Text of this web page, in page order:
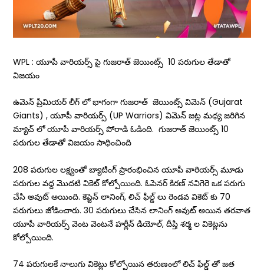
WPL : యూపీ వారియర్స్ పై గుజరాత్ జెయింట్స్ 10 పరుగుల తేడాతో
విజయం
ఉమెన్ ప్రీమియర్ లీగ్ లో భాగంగా గుజరాత్ జెయింట్స్ విమెన్ (Gujarat
Giants) , యూపీ వారియర్స్ (UP Warriors) విమెన్ జట్ల మధ్య జరిగిన
మ్యాచ్ లో యూపీ వారియర్స్ పోరాడి ఓడింది. గుజరాత్ జెయింట్స్ 10
పరుగుల తేడాతో విజయం సాధించింది
208 పరుగుల లక్ష్యంతో బ్యాటింగ్ ప్రారంభించిన యూపీ వారియర్స్ మూడు
పరుగుల వద్ద మొదటి వికెట్ కోల్పోయింది. ఓపెనర్ కిరణ్ నవిగెరె ఒక పరుగు
చేసి అవుట్ అయింది. కెప్టెన్ లానింగ్, లిచ్ ఫీల్డ్ లు రెండవ వికెట్ కు 70
పరుగులు జోడించారు. 30 పరుగులు చేసిన లానింగ్ అవుట్ అయిన తరవాత
యూపీ వారియర్స్ వెంట వెంటనే హర్లీన్ డియోల్, దీప్తి శర్మ ల వికెట్లను
కోల్పోయింది.
74 పరుగులకే నాలుగు వికెట్లు కోల్పోయిన తరుణంలో లిచ్ ఫీల్డ్ తో జత